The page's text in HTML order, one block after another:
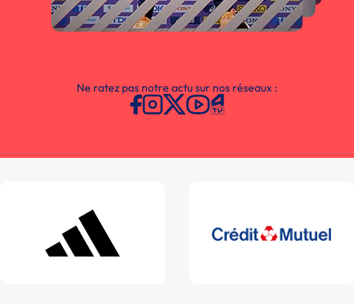
Ne ratez pas notre actu sur nos réseaux :